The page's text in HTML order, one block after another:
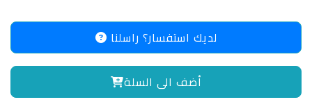
لديك استفسار؟ راسلنا
أضف الى السلة